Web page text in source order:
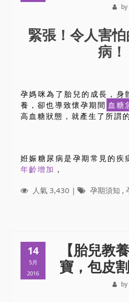
by
緊張！令人害
病！
孕媽咪為了胎兒的成長，身
養，卻也導致懷孕期間 血糖
高血糖狀態，就產生了所謂
姙娠糖尿病是孕期常見的疾
年齡增加 ，
人氣 3,430 | 孕期須知 ,
14
5月
2016
【胎兒教
寶，包皮
by